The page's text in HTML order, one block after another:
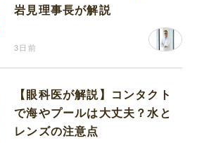
岩見理事長が解説
3日前
【眼科医が解説】コンタクト
で海やプールは大丈夫？水と
レンズの注意点